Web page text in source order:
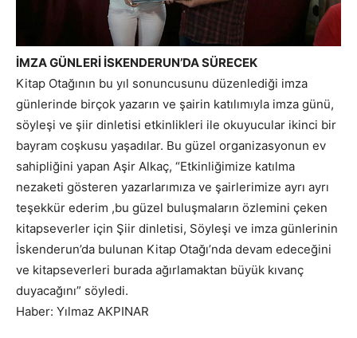
İMZA GÜNLERİ İSKENDERUN’DA SÜRECEK
Kitap Otağının bu yıl sonuncusunu düzenlediği imza
günlerinde birçok yazarın ve şairin katılımıyla imza günü,
söyleşi ve şiir dinletisi etkinlikleri ile okuyucular ikinci bir
bayram coşkusu yaşadılar. Bu güzel organizasyonun ev
sahipliğini yapan Aşir Alkaç, “Etkinliğimize katılma
nezaketi gösteren yazarlarımıza ve şairlerimize ayrı ayrı
teşekkür ederim ,bu güzel buluşmaların özlemini çeken
kitapseverler için Şiir dinletisi, Söyleşi ve imza günlerinin
İskenderun’da bulunan Kitap Otağı’nda devam edeceğini
ve kitapseverleri burada ağırlamaktan büyük kıvanç
duyacağını” söyledi.
Haber: Yılmaz AKPINAR